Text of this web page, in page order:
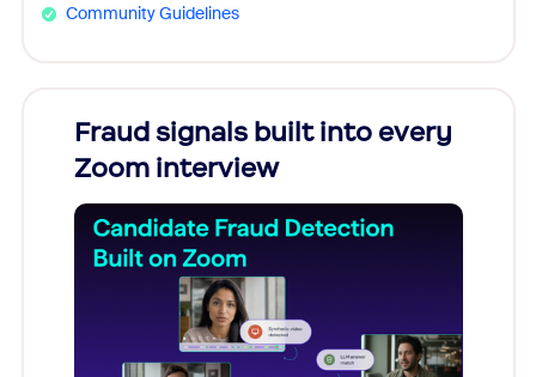
Community Guidelines
Fraud signals built into every
Zoom interview